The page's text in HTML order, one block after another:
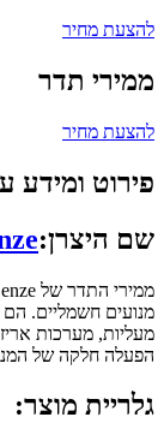
להצעת מחיר
ממירי תדר
להצעת מחיר
פירוט ומידע
שם היצרן:
מנועים חשמליים. הם
מעליות, מערכות
הפעלה חלקה של
גלריית מוצר: